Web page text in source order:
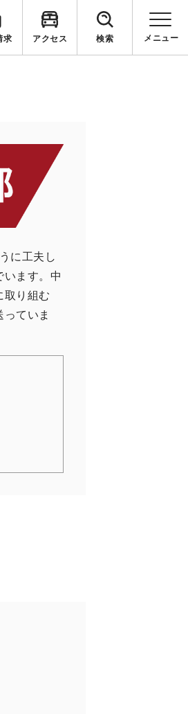
求 アクセス 検索
に工夫し
ます。中
取り組む
ていま